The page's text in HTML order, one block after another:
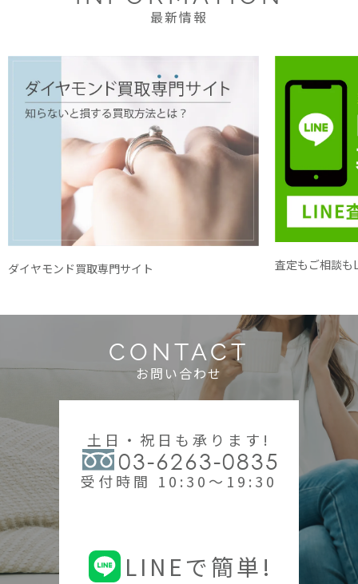
最新情報
ダイヤモンド買取専門サイト 査定もご相談も
CONTACT
お問い合わせ
土日・祝日も承ります!
03-6263-0835
受付時間 10:30～19:30
LINEで簡単!